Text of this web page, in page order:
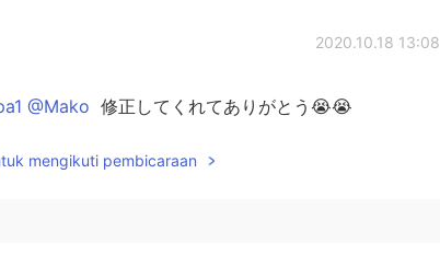
2020.10.18 13:08
@Mako 修正してくれてありがとう😭😭
mengikuti pembicaraan